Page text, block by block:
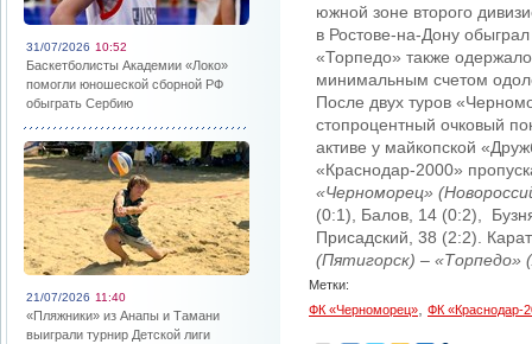
31/07/2026 10:52
Баскетболисты Академии «Локо»
помогли юношеской сборной РФ
обыграть Сербию
21/07/2026 11:40
«Пляжники» из Анапы и Тамани
выиграли турнир Детской лиги
южной зоне второго
в Ростове-на-Дону
«Торпедо» также
минимальным счетом
После двух туров
стопроцентный очковый
активе у майкопской
«Краснодар-2000»
«Черноморец»
(0:1), Балов, 14 (0:2),
Присадский, 38 (2:2).
(Пятигорск) – «Торпедо»
Метки:
ФК «Черноморец»
ФК «Краснодар-